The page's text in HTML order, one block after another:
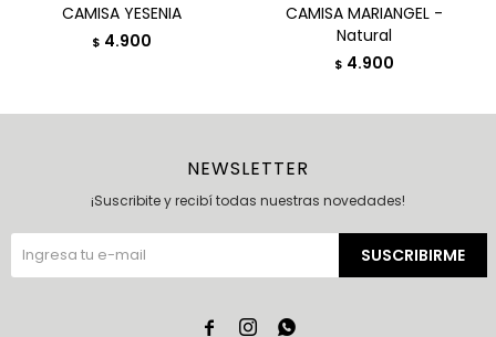
CAMISA YESENIA
$ 4.900
CAMISA MARIANGEL -
Natural
$ 4.900
NEWSLETTER
¡Suscribite y recibí todas nuestras novedades!
SUSCRIBIRME
  